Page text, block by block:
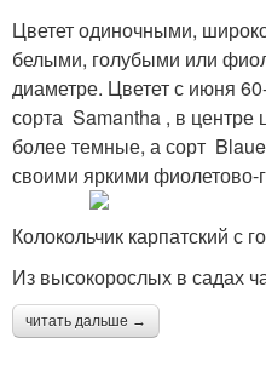
Цветет одиночными,
белыми, голубыми или
диаметре. Цветет с июня
сорта Samantha , в центре
более темные, а сорт
своими яркими фиолетово-
Колокольчик карпатский с
Из высокорослых в садах
читать дальше →